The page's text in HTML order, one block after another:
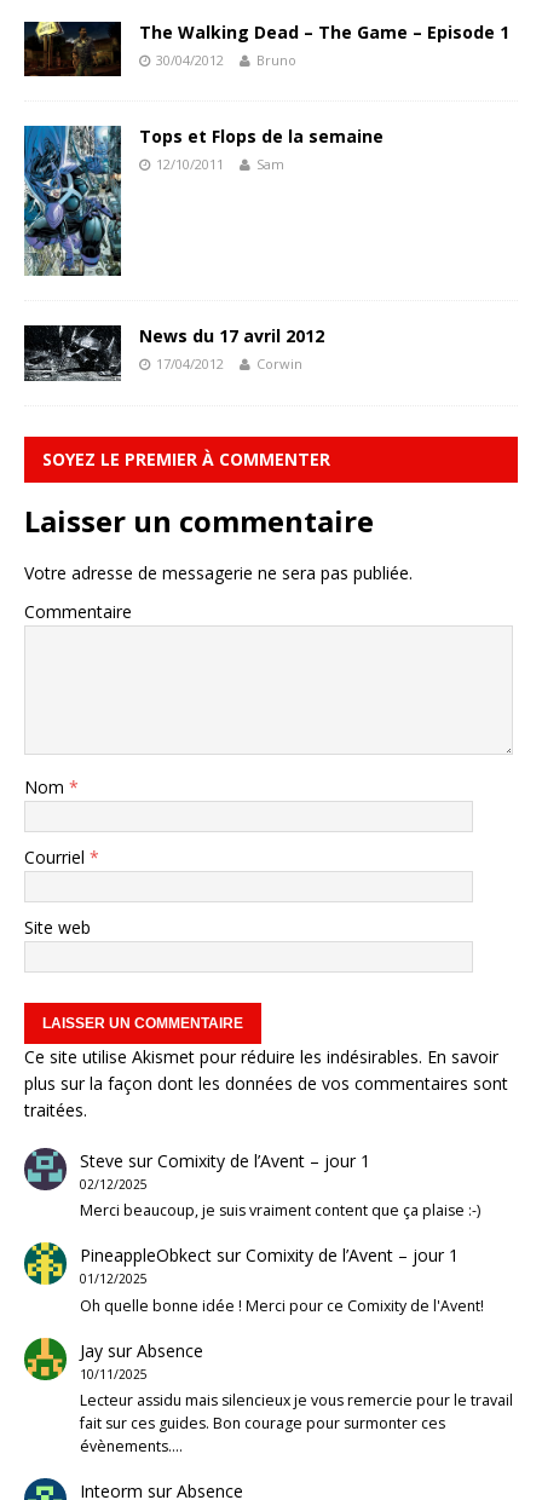
The Walking Dead – The Game – Episode 1
30/04/2012 Bruno
Tops et Flops de la semaine
12/10/2011 Sam
News du 17 avril 2012
17/04/2012 Corwin
SOYEZ LE PREMIER À COMMENTER
Laisser un commentaire
Votre adresse de messagerie ne sera pas publiée.
Commentaire
Nom *
Courriel *
Site web
Ce site utilise Akismet pour réduire les indésirables. En savoir
plus sur la façon dont les données de vos commentaires sont
traitées.
Steve surComixity de l’Avent – jour 1
02/12/2025
Merci beaucoup, je suis vraiment content que ça plaise :-)
PineappleObkectsurComixity de l’Avent – jour 1
01/12/2025
Oh quelle bonne idée ! Merci pour ce Comixity de l'Avent!
JaysurAbsence
10/11/2025
Lecteur assidu mais silencieux je vous remercie pour le travail
fait sur ces guides. Bon courage pour surmonter ces
évènements.…
Inteorm surAbsence